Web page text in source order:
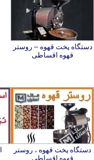
دستگاه پخت قهوه – روستر
قهوه اقساطی
دستگاه پخت قهوه ، روستر